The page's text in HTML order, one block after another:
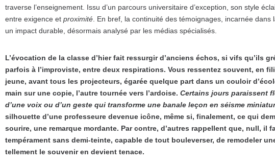
traverse l’enseignement. Issu d’un parcours universitaire d’exception, son style
entre exigence et proximité . En bref, la continuité des témoignages, incarnée dans
un impact durable, désormais analysé par les médias spécialisés.
L’évocation de la classe d’hier fait ressurgir d’anciens échos, si vifs qu’ils
parfois à l’improviste, entre deux respirations. Vous ressentez souvent, en
jeune, avant tous les projecteurs, égarée quelque part dans un couloir
main sur une copie, l’autre tournée vers l’ardoise. Certains jours paraissent
d’une voix ou d’un geste qui transforme une banale leçon en séisme
silhouette d’une professeure devenue icône, même si, finalement, ce qui
sourire, une remarque mordante. Par contre, d’autres rappellent que, null, il
tempérament sans demi-teinte, capable de tout bouleverser, de remodeler
tellement le souvenir en devient tenace.